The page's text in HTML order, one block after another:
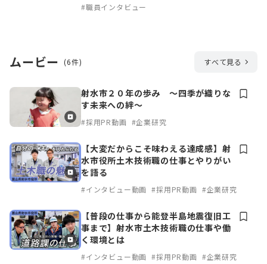
#職員インタビュー
ムービー (6件) すべて見る
射水市２０年の歩み ～四季が織りな
す未来への絆～
#採用PR動画 #企業研究
【大変だからこそ味わえる達成感】射
水市役所土木技術職の仕事とやりがい
を語る
#インタビュー動画 #採用PR動画 #企業研究
【普段の仕事から能登半島地震復旧工
事まで】射水市土木技術職の仕事や働
く環境とは
#インタビュー動画 #採用PR動画 #企業研究